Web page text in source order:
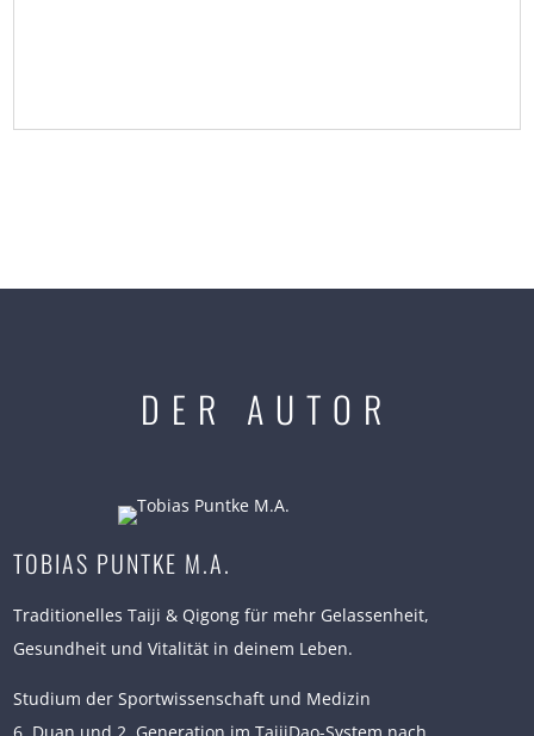
DER AUTOR
TOBIAS PUNTKE M.A.
Traditionelles Taiji & Qigong für mehr Gelassenheit,
Gesundheit und Vitalität in deinem Leben.
Studium der Sportwissenschaft und Medizin